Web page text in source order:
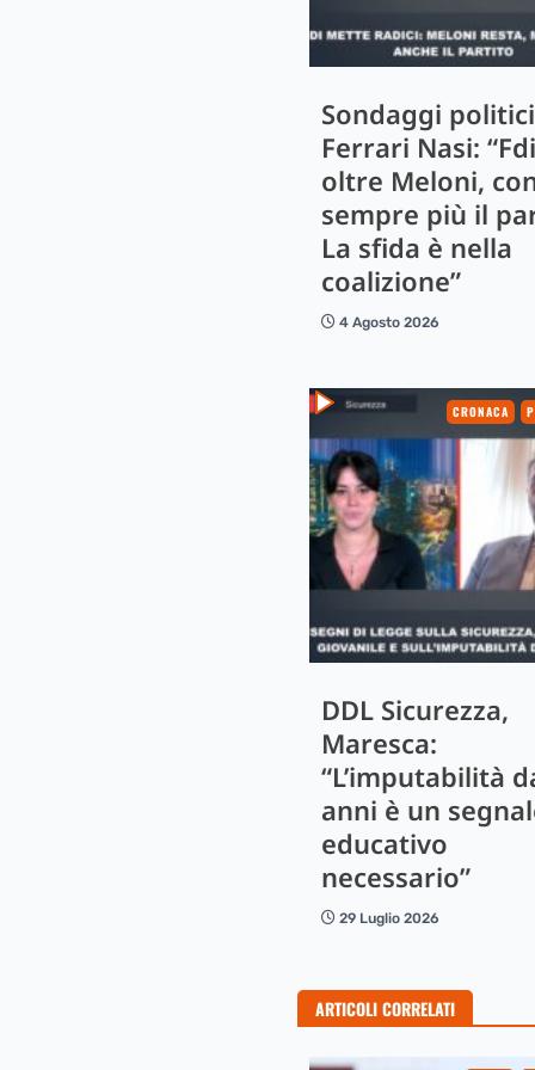
Sondaggi
Ferrari Nasi: “Fdi
oltre Meloni,
sempre più il
La sfida è nella
coalizione”
4 Agosto 2026
CRONACA
DDL Sicurezza,
Maresca:
“L’imputabilità
anni è un
educativo
necessario”
29 Luglio 2026
ARTICOLI CORRELATI